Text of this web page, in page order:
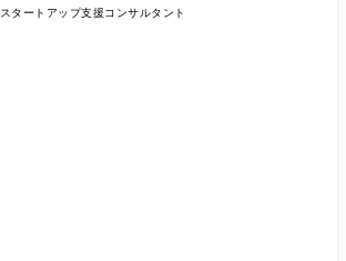
スタートアップ支援コンサルタント